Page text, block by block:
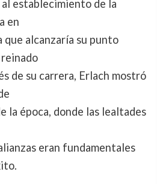
establecimiento de la
en
que alcanzaría su punto
de su carrera, Erlach mostró
la época, donde las lealtades
eran fundamentales